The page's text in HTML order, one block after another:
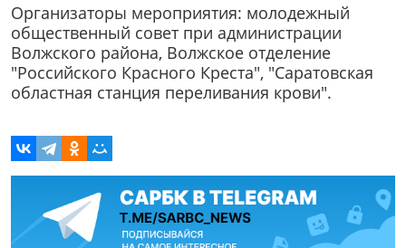
Организаторы мероприятия: молодежный
общественный совет при администрации
Волжского района, Волжское отделение
"Российского Красного Креста", "Саратовская
областная станция переливания крови".